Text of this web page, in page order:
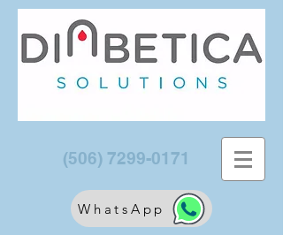
(506) 7299-0171
WhatsApp